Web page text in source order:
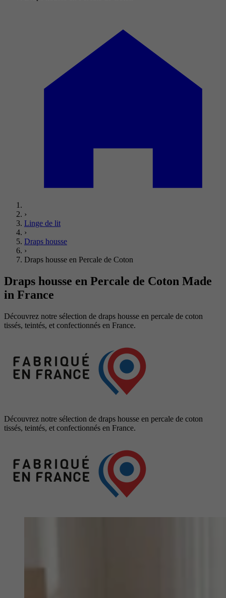
›
Linge de lit
›
Draps housse
›
Draps housse en Percale de Coton
Draps housse en Percale de Coton Made
in France
Découvrez notre sélection de draps housse en percale de coton
tissés, teintés, et confectionnés en France.
Découvrez notre sélection de draps housse en percale de coton
tissés, teintés, et confectionnés en France.